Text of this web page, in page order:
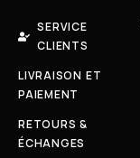
SERVICE
CLIENTS
LIVRAISON ET
PAIEMENT
RETOURS &
ÉCHANGES